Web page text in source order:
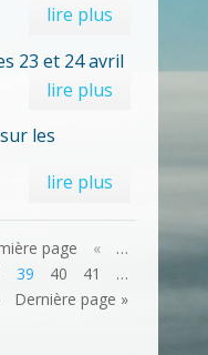
lire plus
23 et 24 avril
lire plus
les
lire plus
page «
…
39 40 41
…
Dernière page »